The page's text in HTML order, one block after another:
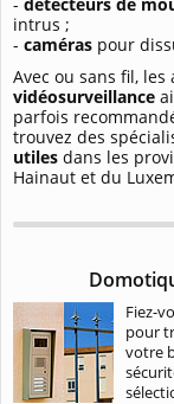
intrus ;
- caméras pour
Avec ou sans fil, les
vidéosurveillance
parfois
trouvez des
utiles dans les
Hainaut et du
Fiez-
pour
votre